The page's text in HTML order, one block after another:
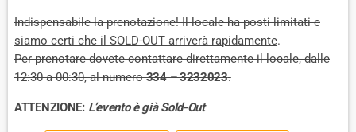
Indispensabile la prenotazione! Il locale ha posti limitati e
siamo certi che il SOLD-OUT arriverà rapidamente.
Per prenotare dovete contattare direttamente il locale, dalle
12:30 a 00:30, al numero334 – 3232023.
ATTENZIONE: L’evento è già Sold-Out